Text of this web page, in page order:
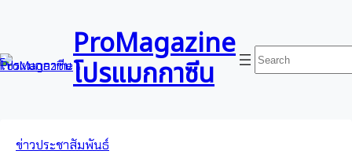
เนื้อหา
ProMagazine
โปรแมกกาซีน
ค้นหา
ข่าวประชาสัมพันธ์